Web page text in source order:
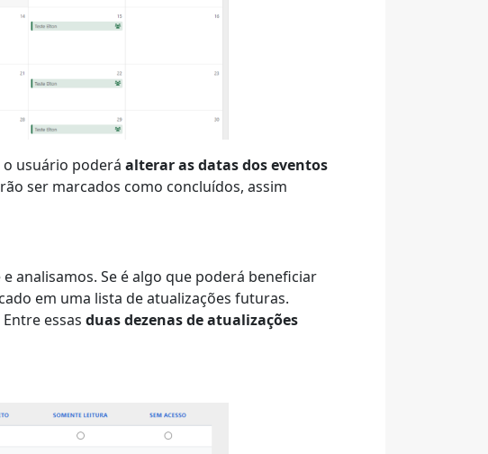
usuário poderá alterar as datas dos eventos
ser marcados como concluídos, assim
analisamos. Se é algo que poderá beneficiar
em uma lista de atualizações futuras.
essas duas dezenas de atualizações